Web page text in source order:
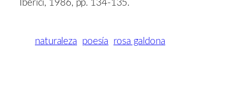
Iberici, 1986, pp. 134-135.
naturaleza poesía rosa galdona